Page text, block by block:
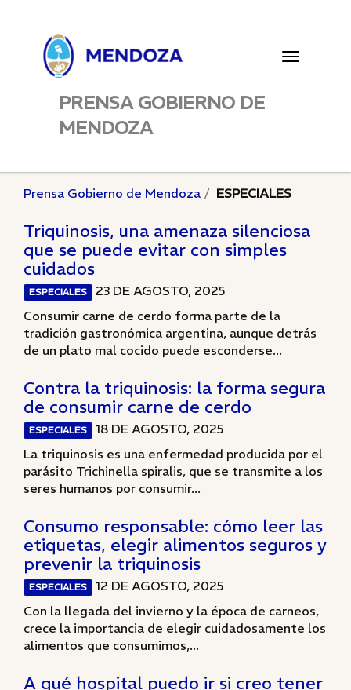
Toggle
PRENSA GOBIERNO DE
MENDOZA
Prensa Gobierno de Mendoza ESPECIALES
Triquinosis, una amenaza silenciosa
que se puede evitar con simples
cuidados
ESPECIALES
23 DE AGOSTO, 2025
Consumir carne de cerdo forma parte de la
tradición gastronómica argentina, aunque detrás
de un plato mal cocido puede esconderse...
Contra la triquinosis: la forma segura
de consumir carne de cerdo
ESPECIALES
18 DE AGOSTO, 2025
La triquinosis es una enfermedad producida por el
parásito Trichinella spiralis, que se transmite a los
seres humanos por consumir...
Consumo responsable: cómo leer las
etiquetas, elegir alimentos seguros y
prevenir la triquinosis
ESPECIALES
12 DE AGOSTO, 2025
Con la llegada del invierno y la época de carneos,
crece la importancia de elegir cuidadosamente los
alimentos que consumimos,...
A qué hospital puedo ir si creo tener